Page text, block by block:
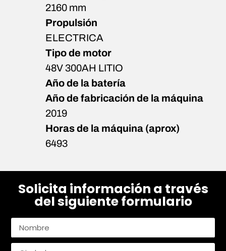
2160 mm
Propulsión
ELECTRICA
Tipo de motor
48V 300AH LITIO
Año de la batería
Año de fabricación de la máquina
2019
Horas de la máquina (aprox)
6493
Solicita información a través
del siguiente formulario